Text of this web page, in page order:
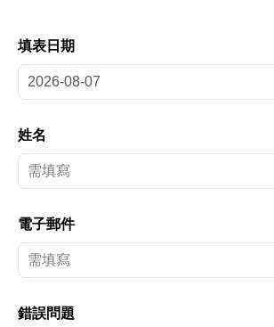
填表日期
姓名
電子郵件
錯誤問題